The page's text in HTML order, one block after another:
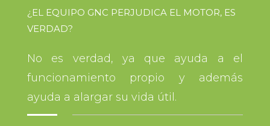
¿EL EQUIPO GNC PERJUDICA EL MOTOR, ES
VERDAD?
No es verdad, ya que ayuda a el
funcionamiento propio y además
ayuda a alargar su vida útil.